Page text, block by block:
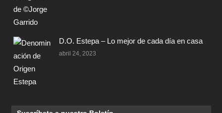
D.O. Estepa – Lo mejor de cada día en casa
abril 24, 2023